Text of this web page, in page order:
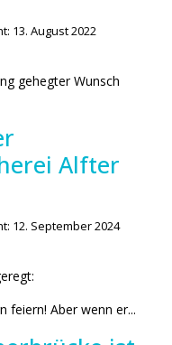
13. August 2022
gehegter Wunsch
Alfter
12. September 2024
feiern! Aber wenn er...